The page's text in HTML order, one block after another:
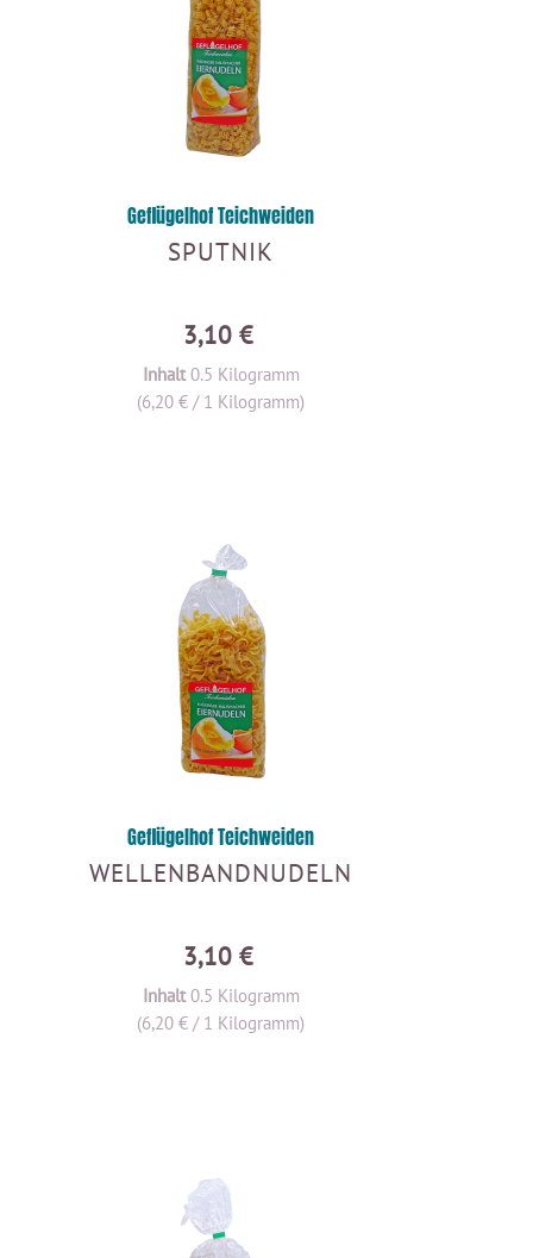
Geflügelhof Teichweiden
SPUTNIK
3,10 €
Inhalt0.5 Kilogramm
(6,20 € / 1 Kilogramm)
Geflügelhof Teichweiden
WELLENBANDNUDELN
3,10 €
Inhalt 0.5 Kilogramm
(6,20 € / 1 Kilogramm)